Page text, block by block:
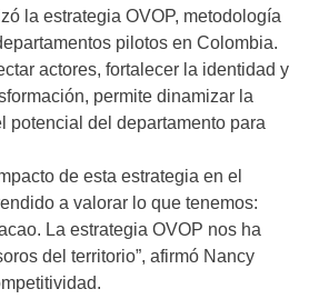
la estrategia OVOP, metodología
pilotos en Colombia.
actores, fortalecer la identidad y
permite dinamizar la
potencial del departamento para
de esta estrategia en el
a valorar lo que tenemos:
La estrategia OVOP nos ha
del territorio”, afirmó Nancy